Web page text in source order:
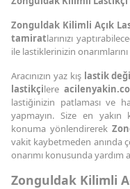
Zonguldak Kilimli Açık
tamiratlarınızı
ile lastiklerinizin
Aracınızın yaz kış lastik
lastikçilere
lastiğinizin patlaması ve
yapmayın. Size en yakın
konuma yönlendirerek
vakit kaybetmeden anında
onarımı konusunda yardım
Zonguldak Kilimli